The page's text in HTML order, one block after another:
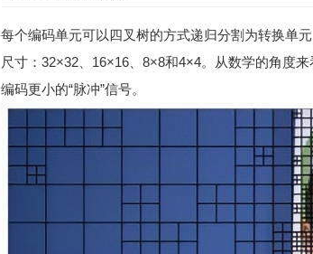
每个编码单元可以四叉树的方式递归分割为转换单
尺寸：32×32、16×16、8×8和4×4。从数学的角度
编码更小的“脉冲”信号。